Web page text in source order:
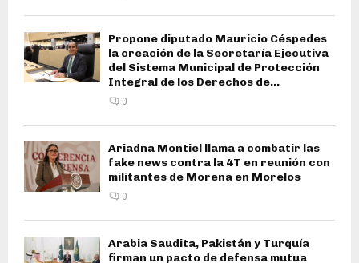
Propone diputado Mauricio Céspedes
la creación de la Secretaría Ejecutiva
del Sistema Municipal de Protección
Integral de los Derechos de...
0
Ariadna Montiel llama a combatir las
fake news contra la 4T en reunión con
militantes de Morena en Morelos
0
Arabia Saudita, Pakistán y Turquía
firman un pacto de defensa mutua